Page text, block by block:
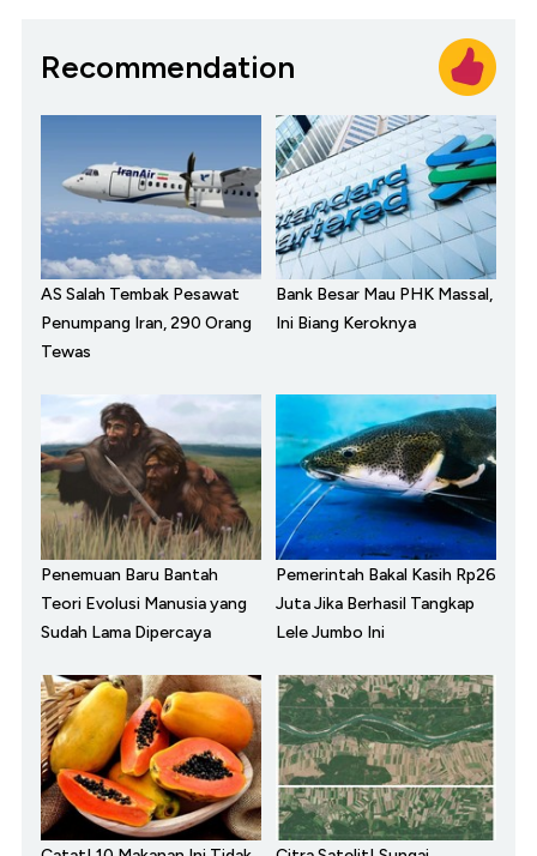
Recommendation
AS Salah Tembak Pesawat
Penumpang Iran, 290 Orang
Tewas
Bank Besar Mau PHK Massal,
Ini Biang Keroknya
Penemuan Baru Bantah
Teori Evolusi Manusia yang
Sudah Lama Dipercaya
Pemerintah Bakal Kasih Rp26
Juta Jika Berhasil Tangkap
Lele Jumbo Ini